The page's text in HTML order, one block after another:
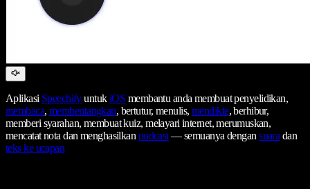
Aplikasi SpeechifyuntukiOS membantu anda membuat penyelidikan,
membaca, membentangkan, bertutur, menulis, mendikte, berhibur,
memberi syarahan, membuat kuiz, melayari internet, merumuskan,
mencatat nota dan menghasilkanpodcast— semuanya dengansuaradan
teks ke ucapan